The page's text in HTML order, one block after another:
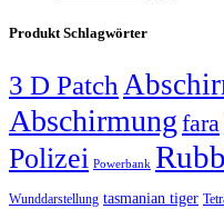
Produkt Schlagwörter
3 D Patch
Abschirmung fara
Polizei Powerbank
Wunddarstellung tasmanian tiger